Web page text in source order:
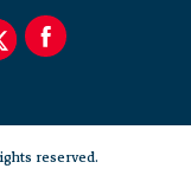
reserved.